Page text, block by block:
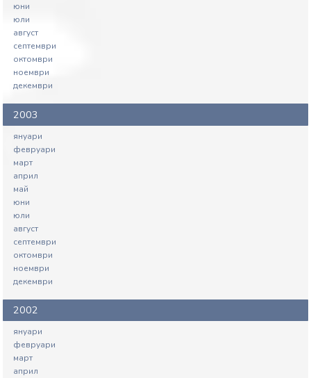
юни
юли
август
септември
октомври
ноември
декември
2003
януари
февруари
март
април
май
юни
юли
август
септември
октомври
ноември
декември
2002
януари
февруари
март
април